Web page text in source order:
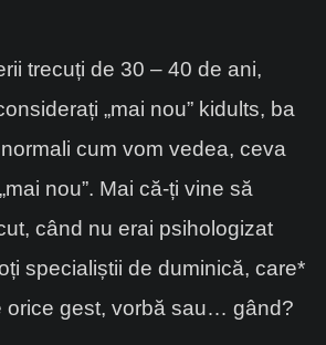
trecuți de 30 – 40 de ani,
„mai nou” kidults, ba
cum vom vedea, ceva
nou”. Mai că-ți vine să
când nu erai psihologizat
specialiștii de duminică, care*
orice gest, vorbă sau… gând?